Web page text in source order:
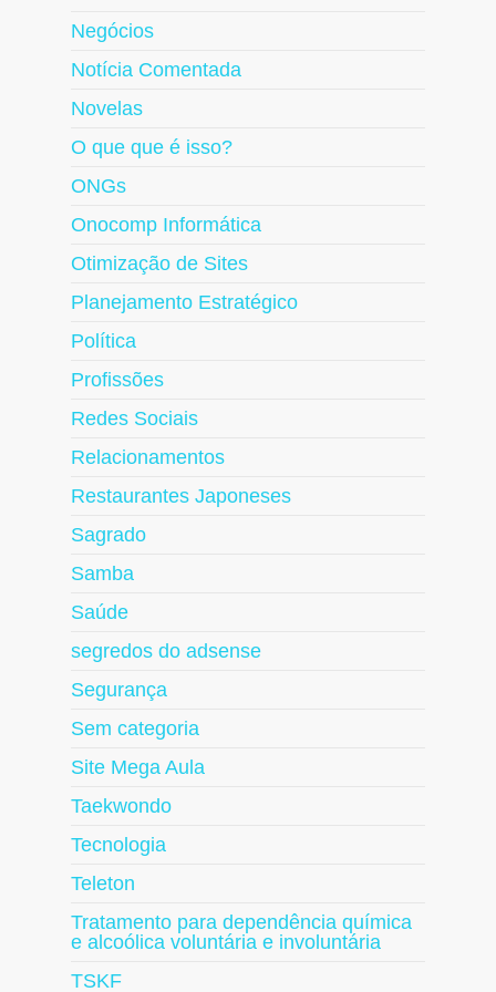
Negócios
Notícia Comentada
Novelas
O que que é isso?
ONGs
Onocomp Informática
Otimização de Sites
Planejamento Estratégico
Política
Profissões
Redes Sociais
Relacionamentos
Restaurantes Japoneses
Sagrado
Samba
Saúde
segredos do adsense
Segurança
Sem categoria
Site Mega Aula
Taekwondo
Tecnologia
Teleton
Tratamento para dependência química
e alcoólica voluntária e involuntária
TSKF